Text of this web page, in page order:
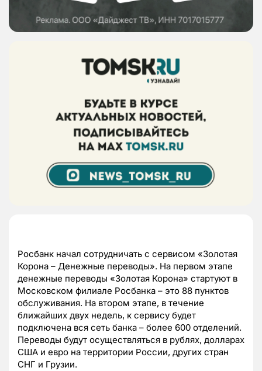
Росбанк начал сотрудничать с сервисом «Золотая
Корона – Денежные переводы». На первом этапе
денежные переводы «Золотая Корона» стартуют в
Московском филиале Росбанка – это 88 пунктов
обслуживания. На втором этапе, в течение
ближайших двух недель, к сервису будет
подключена вся сеть банка – более 600 отделений.
Переводы будут осуществляться в рублях, долларах
США и евро на территории России, других стран
СНГ и Грузии.